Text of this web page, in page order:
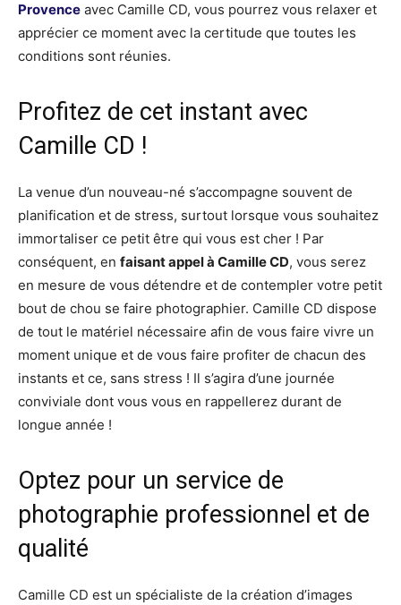
Provence avec Camille CD, vous pourrez vous relaxer et
apprécier ce moment avec la certitude que toutes les
conditions sont réunies.
Profitez de cet instant avec
Camille CD !
La venue d’un nouveau-né s’accompagne souvent de
planification et de stress, surtout lorsque vous souhaitez
immortaliser ce petit être qui vous est cher ! Par
conséquent, en faisant appel à Camille CD, vous serez
en mesure de vous détendre et de contempler votre petit
bout de chou se faire photographier. Camille CD dispose
de tout le matériel nécessaire afin de vous faire vivre un
moment unique et de vous faire profiter de chacun des
instants et ce, sans stress ! Il s’agira d’une journée
conviviale dont vous vous en rappellerez durant de
longue année !
Optez pour un service de
photographie professionnel et de
qualité
Camille CD est un spécialiste de la création d’images